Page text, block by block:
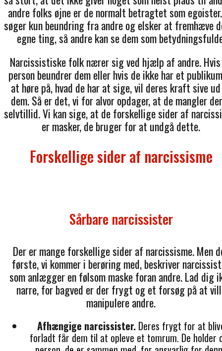
andre folks øjne er de normalt betragtet som
søger kun beundring fra andre og elsker at fremhæve
egne ting, så andre kan se dem som
Narcissistiske folk nærer sig ved hjælp af andre.
person beundrer dem eller hvis de ikke har et
at høre på, hvad de har at sige, vil deres kraft sive
dem. Så er det, vi for alvor opdager, at de mangler
selvtillid. Vi kan sige, at de forskellige sider af
er masker, de bruger for at undgå dette.
Forskellige sider af narcissisme
Sårbare narcissister
Der er mange forskellige sider af narcissisme. Men
første, vi kommer i berøring med, beskriver
som anlægger en følsom maske foran andre. Lad dig
narre, for bagved er der frygt og et forsøg på at
manipulere andre.
Afhængige narcissister.Deres frygt for at
forladt får dem til at opleve et tomrum. De holder